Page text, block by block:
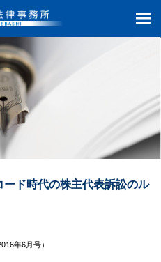
ド時代の株主代表訴訟のル
年6月号）